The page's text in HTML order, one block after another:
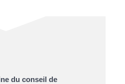
du conseil de